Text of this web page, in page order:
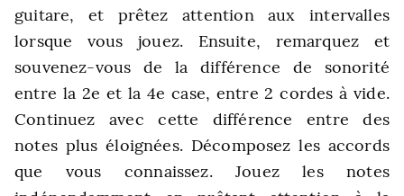
guitare, et prêtez attention aux intervalles
lorsque vous jouez. Ensuite, remarquez et
souvenez-vous de la différence de sonorité
entre la 2e et la 4e case, entre 2 cordes à vide.
Continuez avec cette différence entre des
notes plus éloignées. Décomposez les accords
que vous connaissez. Jouez les notes